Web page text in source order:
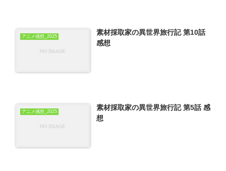
アニメ感想_2025
素材採取家の異世界旅行記 第10話
感想
アニメ感想_2025
素材採取家の異世界旅行記 第5話 感
想